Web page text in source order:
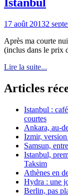
Istanbul
17 août 20132
Après ma courte
(inclus dans le prix
Lire la suite...
Articles
Istanbul :
courtes
Ankara, au-
Izmir, version
Samsun,
Istanbul,
Taksim
Athènes en
Hydra : une
Berlin, pas